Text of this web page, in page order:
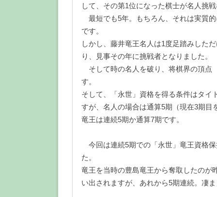
して、その第1位になった棋士が名人挑
最短でも5年。もちろん、それは実質
です。
しかし、藤井竜王名人は1度足踏みした
り、見事その年に挑戦者となりました。
そして時の名人を破り、将棋界の頂
す。
そして、「永世」資格を得る条件はタイ
すが、名人の場合は通算5期（現在3期目
竜王は連続5期か通算7期です。
今回は連続5期での「永世」竜王資格
た。
竜王を当時の豊島竜王から奪取したのが
い出されますが、あれから5期連続。凄